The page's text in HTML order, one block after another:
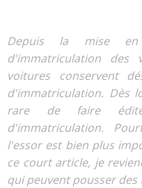
Depuis la mise
d'immatriculation des
voitures conservent
d'immatriculation. Dès
rare de faire
d'immatriculation.
l'essor est bien plus
ce court article, je
qui peuvent pousser